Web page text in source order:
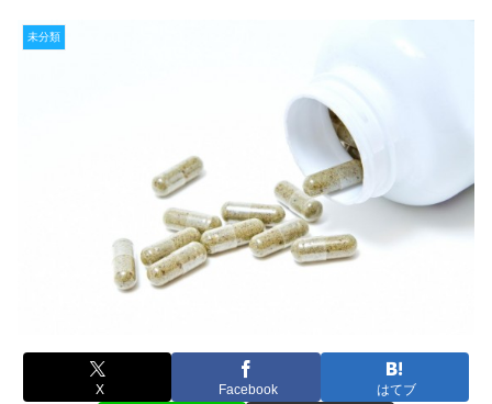
未分類
X Facebook はてブ